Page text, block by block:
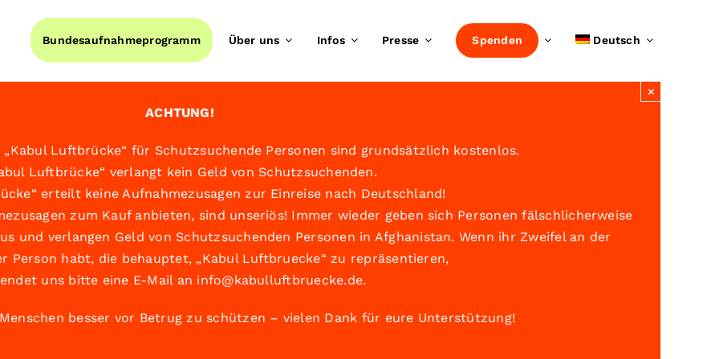
Bundesaufnahmeprogramm Über uns Infos Presse Spenden Deutsch
ACHTUNG!
Luftbrücke“ für Schutzsuchende Personen sind grundsätzlich kostenlos.
Luftbrücke“ verlangt kein Geld von Schutzsuchenden.
erteilt keine Aufnahmezusagen zur Einreise nach Deutschland!
zum Kauf anbieten, sind unseriös! Immer wieder geben sich Personen fälschlicherweise
und verlangen Geld von Schutzsuchenden Personen in Afghanistan. Wenn ihr Zweifel an der
Person habt, die behauptet, „Kabul Luftbruecke“ zu repräsentieren,
uns bitte eine E-Mail an info@kabulluftbruecke.de.
besser vor Betrug zu schützen – vielen Dank für eure Unterstützung!
×